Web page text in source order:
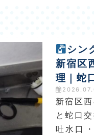
シン
新宿区
理｜蛇
新宿区
と蛇口
吐水口